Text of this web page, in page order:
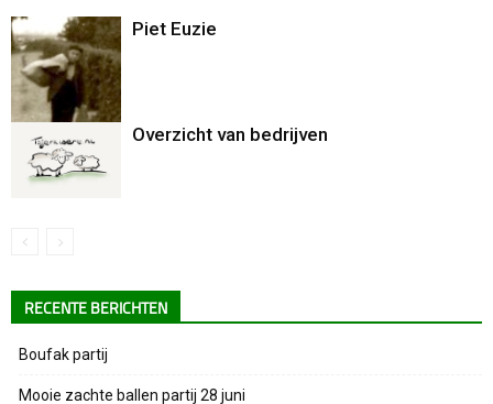
Piet Euzie
Overzicht van bedrijven
RECENTE BERICHTEN
Boufak partij
Mooie zachte ballen partij 28 juni